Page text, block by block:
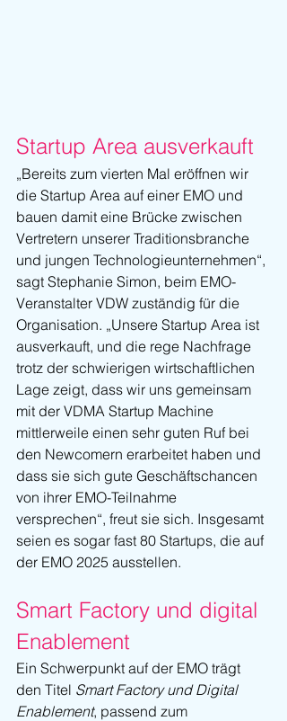
Startup Area ausverkauft
„Bereits zum vierten Mal eröffnen wir
die Startup Area auf einer EMO und
bauen damit eine Brücke zwischen
Vertretern unserer Traditionsbranche
und jungen Technologieunternehmen“,
sagt Stephanie Simon, beim EMO-
Veranstalter VDW zuständig für die
Organisation. „Unsere Startup Area ist
ausverkauft, und die rege Nachfrage
trotz der schwierigen wirtschaftlichen
Lage zeigt, dass wir uns gemeinsam
mit der VDMA Startup Machine
mittlerweile einen sehr guten Ruf bei
den Newcomern erarbeitet haben und
dass sie sich gute Geschäftschancen
von ihrer EMO-Teilnahme
versprechen“, freut sie sich. Insgesamt
seien es sogar fast 80 Startups, die auf
der EMO 2025 ausstellen.
Smart Factory und digital
Enablement
Ein Schwerpunkt auf der EMO trägt
den Titel Smart Factory und Digital
Enablement, passend zum